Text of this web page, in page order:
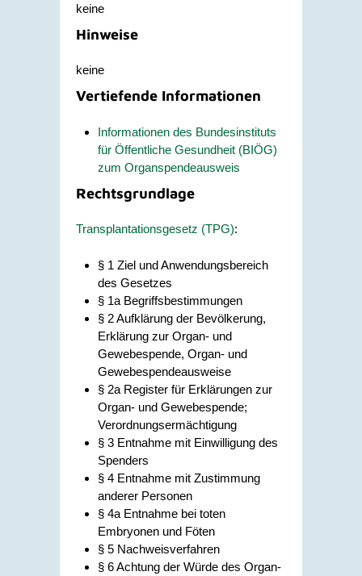
keine
Hinweise
keine
Vertiefende Informationen
Informationen des Bundesinstituts
für Öffentliche Gesundheit (BIÖG)
zum Organspendeausweis
Rechtsgrundlage
Transplantationsgesetz (TPG):
§ 1 Ziel und Anwendungsbereich
des Gesetzes
§ 1a Begriffsbestimmungen
§ 2 Aufklärung der Bevölkerung,
Erklärung zur Organ- und
Gewebespende, Organ- und
Gewebespendeausweise
§ 2a Register für Erklärungen zur
Organ- und Gewebespende;
Verordnungsermächtigung
§ 3 Entnahme mit Einwilligung des
Spenders
§ 4 Entnahme mit Zustimmung
anderer Personen
§ 4a Entnahme bei toten
Embryonen und Föten
§ 5 Nachweisverfahren
§ 6 Achtung der Würde des Organ-